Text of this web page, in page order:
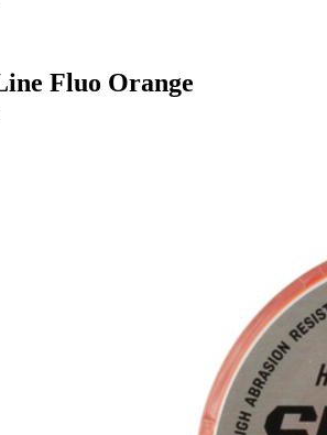
Fluo Orange